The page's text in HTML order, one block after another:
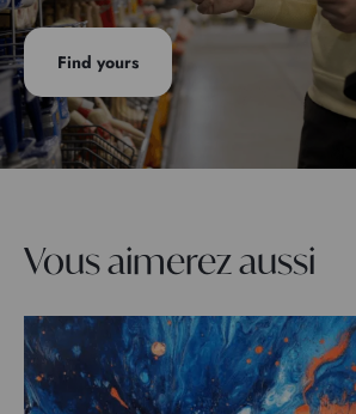
Find yours
Vous aimerez aussi